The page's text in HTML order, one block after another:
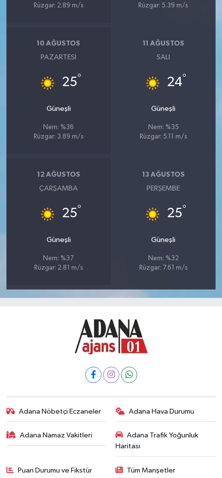
Rüzgar: 2.89 m/s
Rüzgar: 5.39 m/s
10 AĞUSTOS
PAZARTESI
25°
Güneşli
Nem: %36
Rüzgar: 3.89 m/s
11 AĞUSTOS
SALI
24°
Güneşli
Nem: %35
Rüzgar: 5.11 m/s
12 AĞUSTOS
ÇARŞAMBA
25°
Güneşli
Nem: %37
Rüzgar: 2.81 m/s
13 AĞUSTOS
PERŞEMBE
25°
Güneşli
Nem: %32
Rüzgar: 7.61 m/s
Adana Nöbetçi Eczaneler Adana Hava Durumu
Adana Namaz Vakitleri
Adana Trafik Yoğunluk
Haritası
Puan Durumu ve Fikstür Tüm Manşetler